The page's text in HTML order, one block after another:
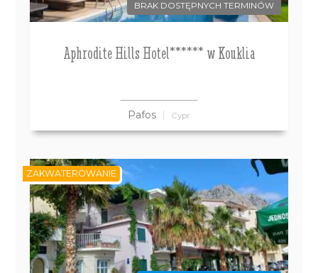
BRAK DOSTĘPNYCH TERMINÓW
Aphrodite Hills Hotel****** w Kouklia
Pafos Cypr
ZAKWATEROWANIE